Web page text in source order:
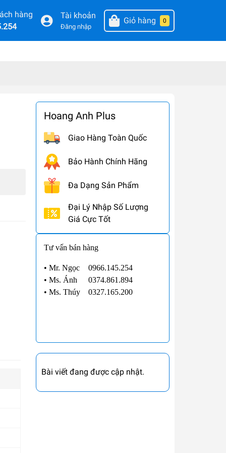
hàng
Tài khoản
Đăng nhập
Giỏ hàng 0
Hoang Anh Plus
Giao Hàng Toàn Quốc
Bảo Hành Chính Hãng
Đa Dạng Sản Phẩm
Đại Lý Nhập Số Lượng
Giá Cực Tốt
Tư vấn bán hàng
• Mr. Ngọc
0966.145.254
• Ms. Ánh
0374.861.894
• Ms. Thúy 0327.165.200
Bài viết đang được cập nhật.